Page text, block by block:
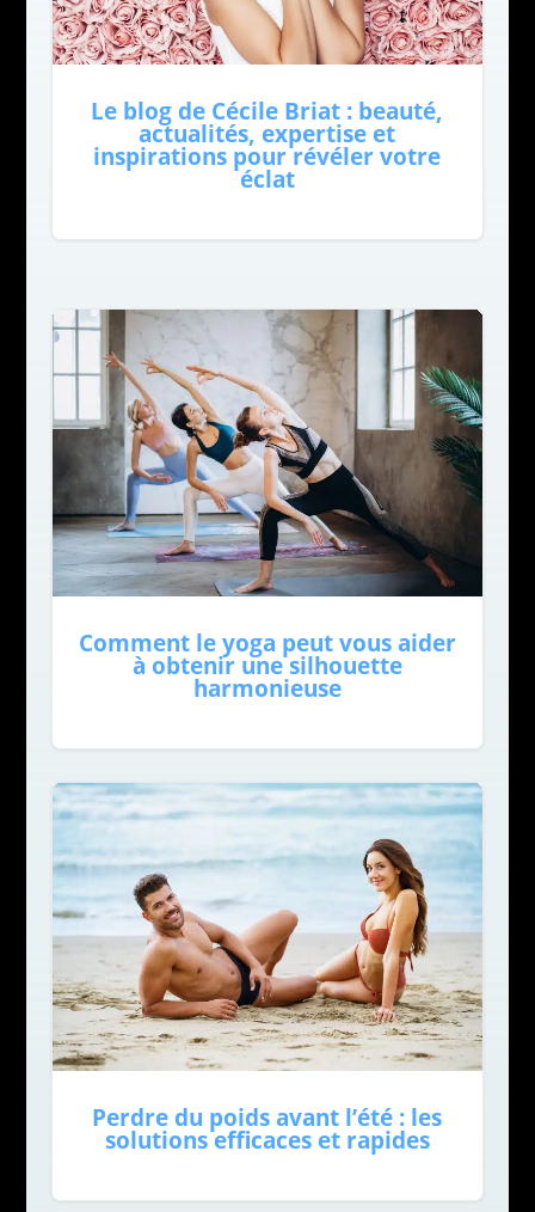
Le blog de Cécile Briat : beauté,
actualités, expertise et
inspirations pour révéler votre
éclat
Comment le yoga peut vous aider
à obtenir une silhouette
harmonieuse
Perdre du poids avant l’été : les
solutions efficaces et rapides